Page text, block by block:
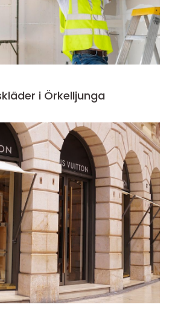
i Örkelljunga